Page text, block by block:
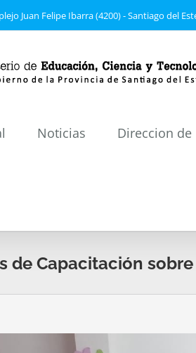
Juan Felipe Ibarra (4200) - Santiago del
Noticias Direccion
de Capacitación sobre